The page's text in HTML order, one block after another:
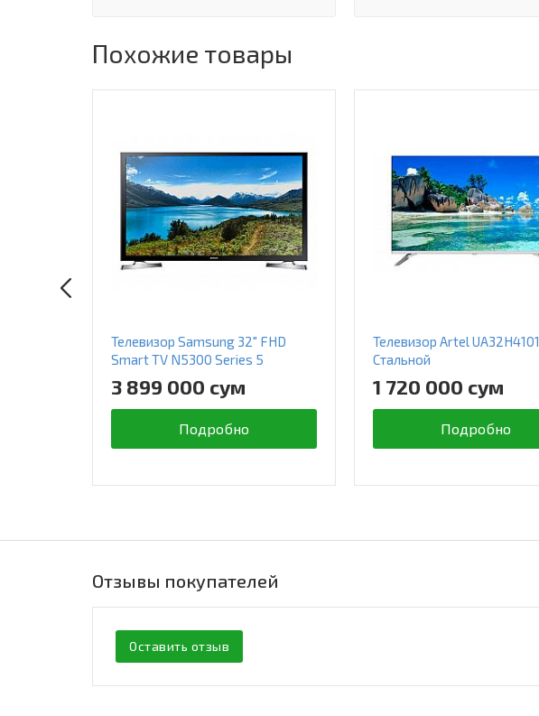
Похожие товары
Телевизор Samsung 32" FHD
Smart TV N5300 Series 5
3 899 000 сум
Подробно
Телевизор Artel UA32H4101
Стальной
1 720 000 сум
Подробно
Отзывы покупателей
Оставить отзыв